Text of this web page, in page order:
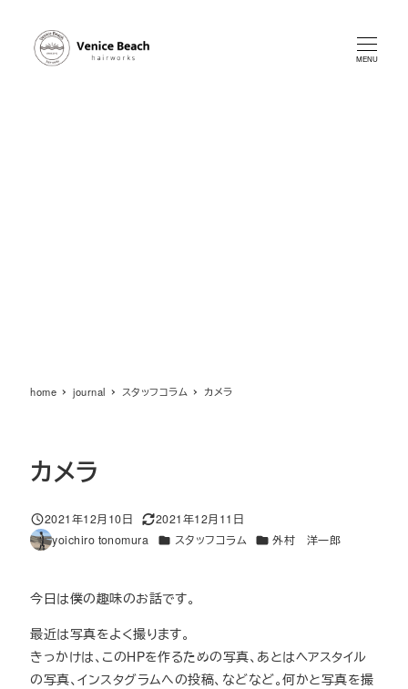
MENU
home journal スタッフコラム カメラ
カメラ
投稿日
2021年12月10日
更新日
2021年12月11日
著
yoichiro tonomura カテゴリー
スタッフコラム カテゴリー
外村 洋一郎
今日は僕の趣味のお話です。
最近は写真をよく撮ります。
きっかけは、このHPを作るための写真、あとはヘアスタイル
の写真、インスタグラムへの投稿、などなど。何かと写真を撮